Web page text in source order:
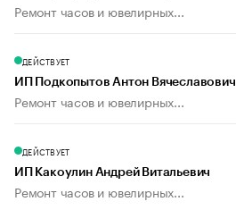
Ремонт часов и ювелирных...
ДЕЙСТВУЕТ
ИП Подкопытов Антон Вячеславович
Ремонт часов и ювелирных...
ДЕЙСТВУЕТ
ИП Какоулин Андрей Витальевич
Ремонт часов и ювелирных...